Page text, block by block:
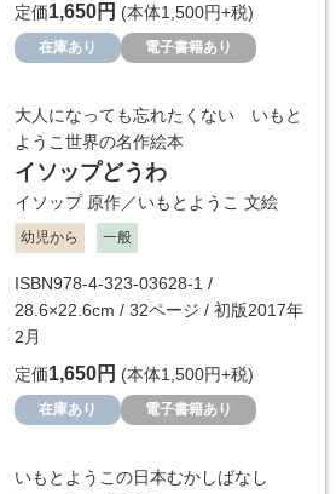
定価1,650円 (本体1,500円+税)
在庫あり 電子書籍あり
大人になっても忘れたくない いもと
ようこ世界の名作絵本
イソップどうわ
イソップ原作／いもとようこ 文絵
幼児から 一般
ISBN978-4-323-03628-1 /
28.6×22.6cm / 32ページ / 初版2017年
2月
定価1,650円 (本体1,500円+税)
在庫あり 電子書籍あり
いもとようこの日本むかしばなし